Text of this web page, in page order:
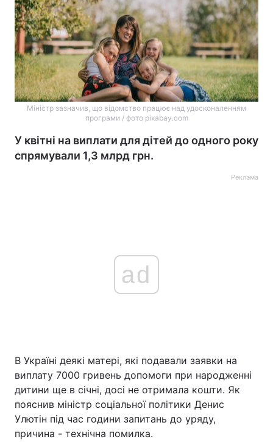
Міністр зазначив, що відомство працює над удосконаленням
програми / фото pixabay.com
У квітні на виплати для дітей до одного року
спрямували 1,3 млрд грн.
Реклама
ad
В Україні деякі матері, які подавали заявки на
виплату 7000 гривень допомоги при народженні
дитини ще в січні, досі не отримала кошти. Як
пояснив міністр соціальної політики Денис
Улютін під час години запитань до уряду,
причина - технічна помилка.